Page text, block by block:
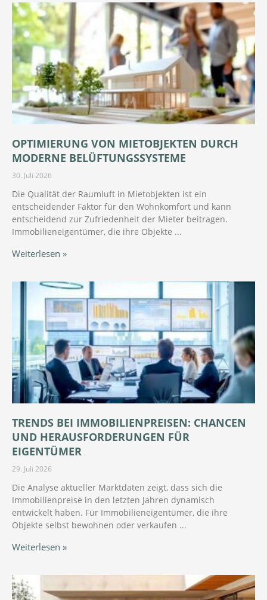
OPTIMIERUNG VON MIETOBJEKTEN DURCH
MODERNE BELÜFTUNGSSYSTEME
30. Juli 2026
Die Qualität der Raumluft in Mietobjekten ist ein
entscheidender Faktor für den Wohnkomfort und kann
entscheidend zur Zufriedenheit der Mieter beitragen.
Immobilieneigentümer, die ihre Objekte
Weiterlesen »
TRENDS BEI IMMOBILIENPREISEN: CHANCEN
UND HERAUSFORDERUNGEN FÜR
EIGENTÜMER
29. Juli 2026
Die Analyse aktueller Marktdaten zeigt, dass sich die
Immobilienpreise in den letzten Jahren dynamisch
entwickelt haben. Für Immobilieneigentümer, die ihre
Objekte selbst bewohnen oder verkaufen
Weiterlesen »